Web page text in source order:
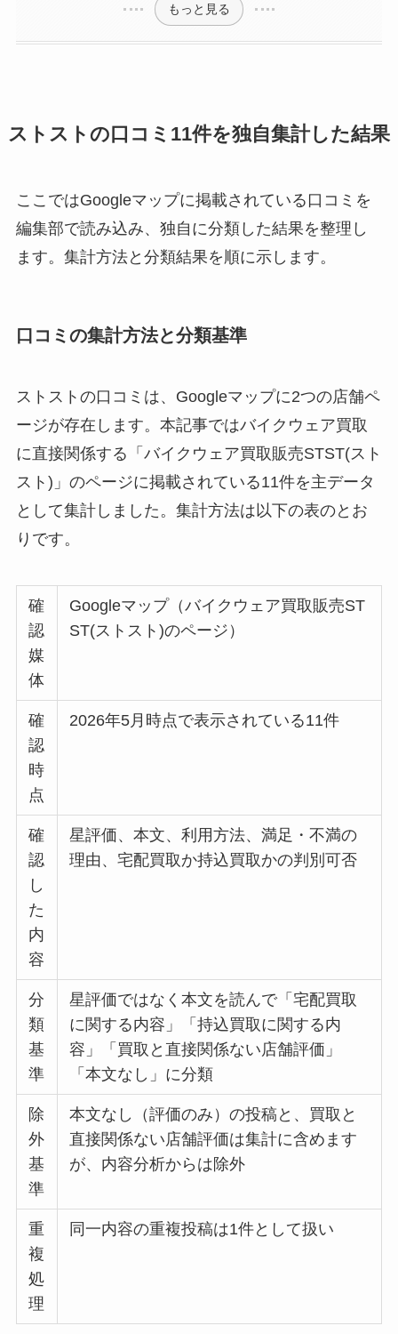
もっと見る
ストストの口コミ11件を独自集計した結果
ここではGoogleマップに掲載されている口コミを
編集部で読み込み、独自に分類した結果を整理し
ます。集計方法と分類結果を順に示します。
口コミの集計方法と分類基準
ストストの口コミは、Googleマップに2つの店舗ペ
ージが存在します。本記事ではバイクウェア買取
に直接関係する「バイクウェア買取販売STST(スト
スト)」のページに掲載されている11件を主データ
として集計しました。集計方法は以下の表のとお
りです。
確
認
媒
体
Googleマップ（バイクウェア買取販売ST
ST(ストスト)のページ）
確
認
時
点
2026年5月時点で表示されている11件
確
認
し
た
内
容
星評価、本文、利用方法、満足・不満の
理由、宅配買取か持込買取かの判別可否
分
類
基
準
星評価ではなく本文を読んで「宅配買取
に関する内容」「持込買取に関する内
容」「買取と直接関係ない店舗評価」
「本文なし」に分類
除
外
基
準
本文なし（評価のみ）の投稿と、買取と
直接関係ない店舗評価は集計に含めます
が、内容分析からは除外
重
複
処
理
同一内容の重複投稿は1件として扱い